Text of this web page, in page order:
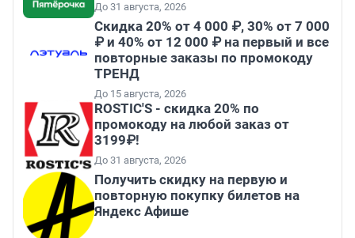
До 31 августа, 2026
Скидка 20% от 4 000 ₽, 30% от 7 000
₽ и 40% от 12 000 ₽ на первый и все
повторные заказы по промокоду
ТРЕНД
До 15 августа, 2026
ROSTIC'S - скидка 20% по
промокоду на любой заказ от
3199₽!
До 31 августа, 2026
Получить скидку на первую и
повторную покупку билетов на
Яндекс Афише